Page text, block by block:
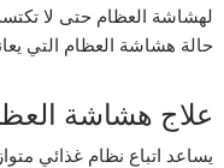
لهشاشة العظام حتى لا
حالة هشاشة العظام التي
علاج هشاشة
يساعد اتباع نظام غذائي